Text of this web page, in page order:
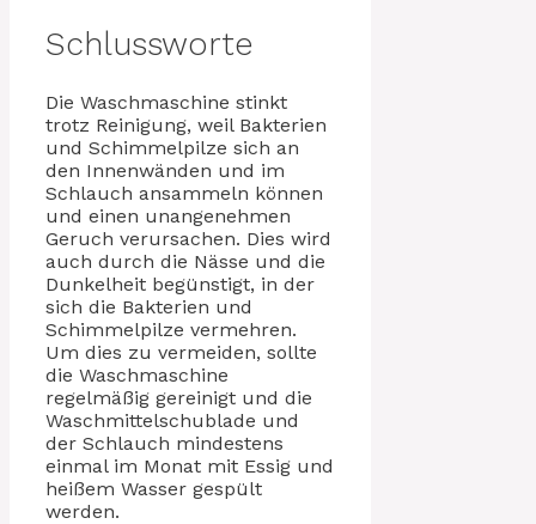
Schlussworte
Die Waschmaschine stinkt
trotz Reinigung, weil Bakterien
und Schimmelpilze sich an
den Innenwänden und im
Schlauch ansammeln können
und einen unangenehmen
Geruch verursachen. Dies wird
auch durch die Nässe und die
Dunkelheit begünstigt, in der
sich die Bakterien und
Schimmelpilze vermehren.
Um dies zu vermeiden, sollte
die Waschmaschine
regelmäßig gereinigt und die
Waschmittelschublade und
der Schlauch mindestens
einmal im Monat mit Essig und
heißem Wasser gespült
werden.